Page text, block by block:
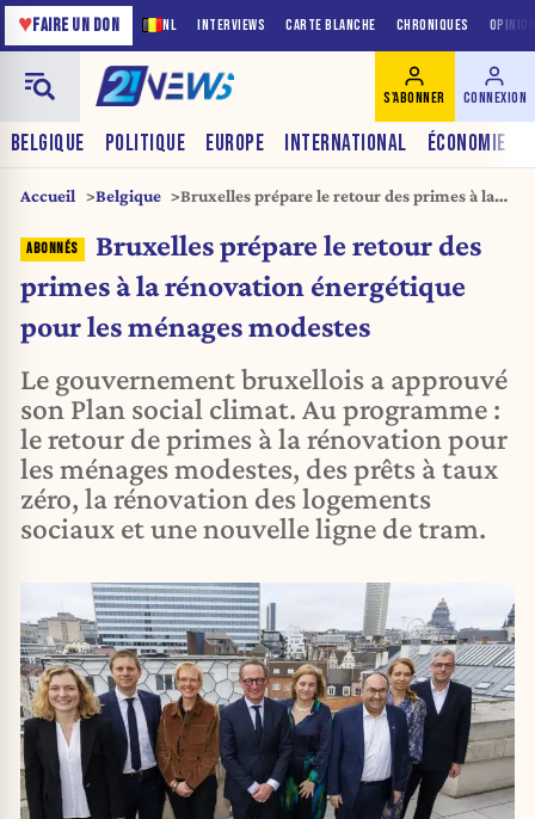
NL INTERVIEWS CARTE BLANCHE CHRONIQUES
♥FAIRE UN DON
BELGIQUE POLITIQUE EUROPE INTERNATIONAL ÉCONOMIE
S'ABONNER CONNEXION
Accueil Belgique
Bruxelles prépare le retour des primes à la
modestes
Bruxelles prépare le retour des
primes à la rénovation énergétique
pour les ménages modestes
Le gouvernement bruxellois a approuvé
son Plan social climat. Au programme :
le retour de primes à la rénovation pour
les ménages modestes, des prêts à taux
zéro, la rénovation des logements
sociaux et une nouvelle ligne de tram.